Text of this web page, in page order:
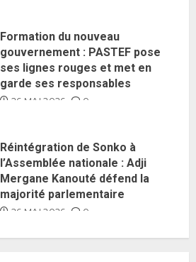
Réintégration de Sonko à
l’Assemblée nationale : Adji
Mergane Kanouté défend la
majorité parlementaire
26 MAI 2026 0
Guy Marius Sagna inquiet après la
nomination d’Al Aminou Lo : «
J’espère me tromper »
26 MAI 2026 0